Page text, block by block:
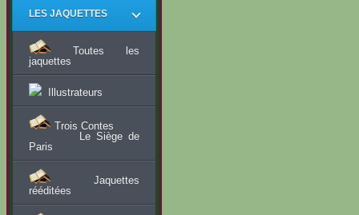
LES JAQUETTES
Toutes les
jaquettes
Illustrateurs
Trois Contes
Le Siège de
Paris
Jaquettes
rééditées